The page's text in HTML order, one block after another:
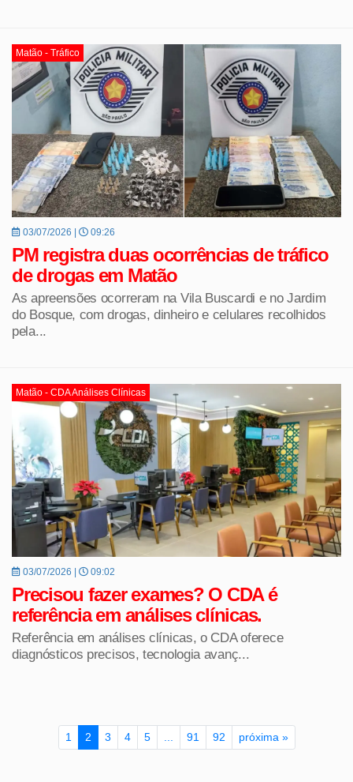
Matão - Tráfico
03/07/2026 | 09:26
PM registra duas ocorrências de tráfico
de drogas em Matão
As apreensões ocorreram na Vila Buscardi e no Jardim
do Bosque, com drogas, dinheiro e celulares recolhidos
pela...
Matão - CDA Análises Clínicas
03/07/2026 | 09:02
Precisou fazer exames? O CDA é
referência em análises clínicas.
Referência em análises clínicas, o CDA oferece
diagnósticos precisos, tecnologia avanç...
1 2 3 4 5 91 92 próxima »